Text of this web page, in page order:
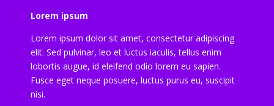
Lorem ipsum
Lorem ipsum dolor sit amet, consectetur adipiscing
elit. Sed pulvinar, leo et luctus iaculis, tellus enim
lobortis augue, id eleifend odio lorem eu sapien.
Fusce eget neque posuere, luctus purus eu, suscipit
nisi.